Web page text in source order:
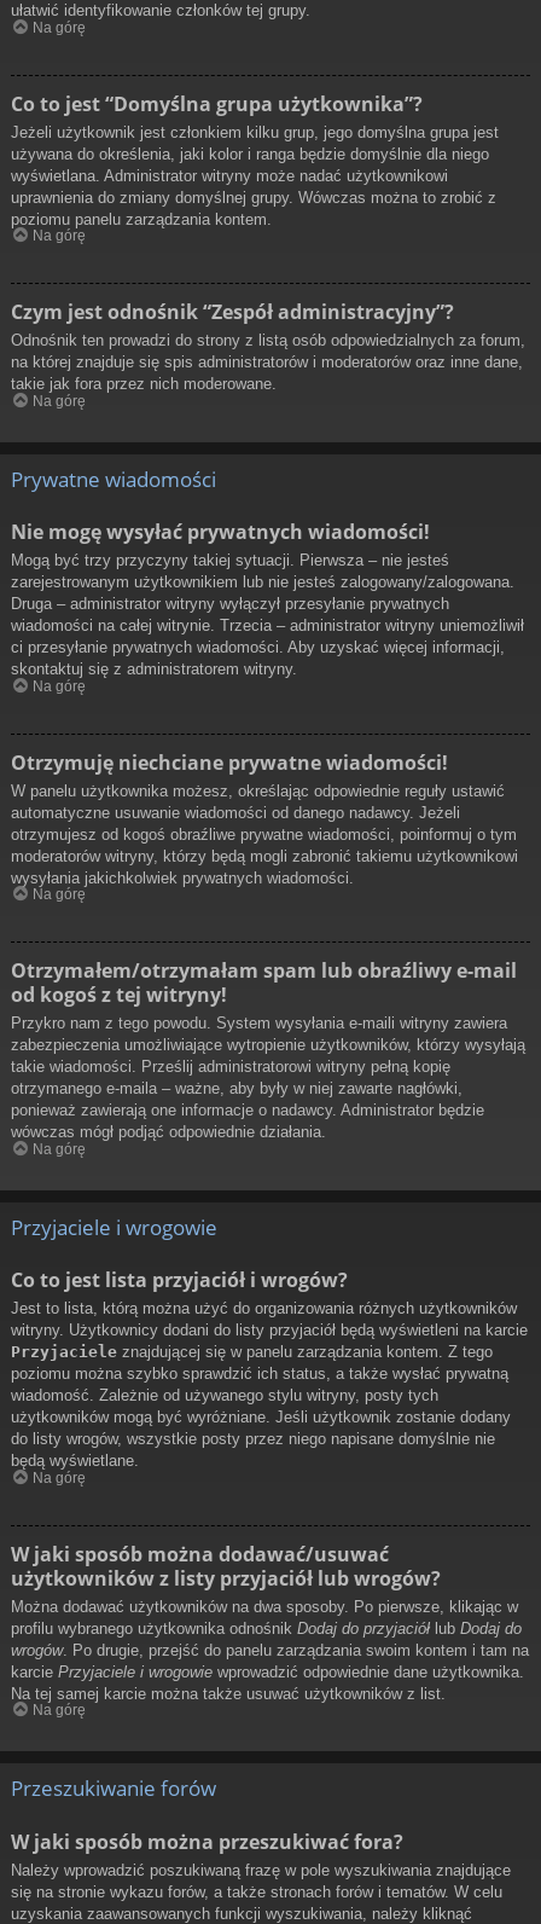
ułatwić identyfikowanie członków tej grupy.
Na górę
Co to jest “Domyślna grupa użytkownika”?
Jeżeli użytkownik jest członkiem kilku grup, jego domyślna grupa jest
używana do określenia, jaki kolor i ranga będzie domyślnie dla niego
wyświetlana. Administrator witryny może nadać użytkownikowi
uprawnienia do zmiany domyślnej grupy. Wówczas można to zrobić z
poziomu panelu zarządzania kontem.
Na górę
Czym jest odnośnik “Zespół administracyjny”?
Odnośnik ten prowadzi do strony z listą osób odpowiedzialnych za forum,
na której znajduje się spis administratorów i moderatorów oraz inne dane,
takie jak fora przez nich moderowane.
Na górę
Prywatne wiadomości
Nie mogę wysyłać prywatnych wiadomości!
Mogą być trzy przyczyny takiej sytuacji. Pierwsza – nie jesteś
zarejestrowanym użytkownikiem lub nie jesteś zalogowany/zalogowana.
Druga – administrator witryny wyłączył przesyłanie prywatnych
wiadomości na całej witrynie. Trzecia – administrator witryny uniemożliwił
ci przesyłanie prywatnych wiadomości. Aby uzyskać więcej informacji,
skontaktuj się z administratorem witryny.
Na górę
Otrzymuję niechciane prywatne wiadomości!
W panelu użytkownika możesz, określając odpowiednie reguły ustawić
automatyczne usuwanie wiadomości od danego nadawcy. Jeżeli
otrzymujesz od kogoś obraźliwe prywatne wiadomości, poinformuj o tym
moderatorów witryny, którzy będą mogli zabronić takiemu użytkownikowi
wysyłania jakichkolwiek prywatnych wiadomości.
Na górę
Otrzymałem/otrzymałam spam lub obraźliwy e-mail
od kogoś z tej witryny!
Przykro nam z tego powodu. System wysyłania e-maili witryny zawiera
zabezpieczenia umożliwiające wytropienie użytkowników, którzy wysyłają
takie wiadomości. Prześlij administratorowi witryny pełną kopię
otrzymanego e-maila – ważne, aby były w niej zawarte nagłówki,
ponieważ zawierają one informacje o nadawcy. Administrator będzie
wówczas mógł podjąć odpowiednie działania.
Na górę
Przyjaciele i wrogowie
Co to jest lista przyjaciół i wrogów?
Jest to lista, którą można użyć do organizowania różnych użytkowników
witryny. Użytkownicy dodani do listy przyjaciół będą wyświetleni na karcie
Przyjaciele znajdującej się w panelu zarządzania kontem. Z tego
poziomu można szybko sprawdzić ich status, a także wysłać prywatną
wiadomość. Zależnie od używanego stylu witryny, posty tych
użytkowników mogą być wyróżniane. Jeśli użytkownik zostanie dodany
do listy wrogów, wszystkie posty przez niego napisane domyślnie nie
będą wyświetlane.
Na górę
W jaki sposób można dodawać/usuwać
użytkowników z listy przyjaciół lub wrogów?
Można dodawać użytkowników na dwa sposoby. Po pierwsze, klikając w
profilu wybranego użytkownika odnośnik Dodaj do przyjaciół lub Dodaj do
wrogów. Po drugie, przejść do panelu zarządzania swoim kontem i tam na
karcie Przyjaciele i wrogowie wprowadzić odpowiednie dane użytkownika.
Na tej samej karcie można także usuwać użytkowników z list.
Na górę
Przeszukiwanie forów
W jaki sposób można przeszukiwać fora?
Należy wprowadzić poszukiwaną frazę w pole wyszukiwania znajdujące
się na stronie wykazu forów, a także stronach forów i tematów. W celu
uzyskania zaawansowanych funkcji wyszukiwania, należy kliknąć